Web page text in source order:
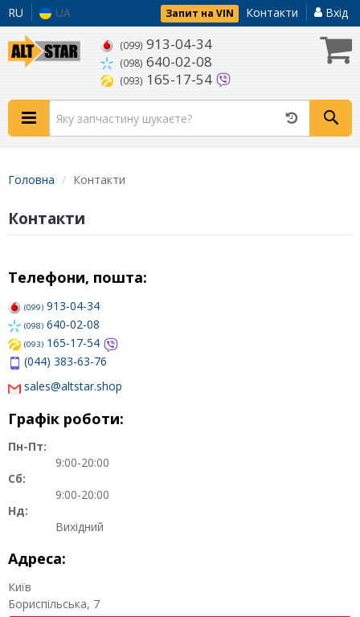
RU UA Запит на VIN Контакти Вхід
(099) 913-04-34
(098) 640-02-08
(093) 165-17-54
Головна Контакти
Контакти
Телефони, пошта:
(099) 913-04-34
(098) 640-02-08
(093) 165-17-54
(044) 383-63-76
sales@altstar.shop
Графік роботи:
Пн-Пт:
9:00-20:00
Сб:
9:00-20:00
Нд:
Вихідний
Адреса:
Київ
Бориспільська, 7